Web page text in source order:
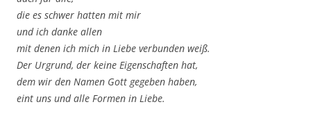
die es schwer hatten mit mir
und ich danke allen
mit denen ich mich in Liebe verbunden weiß.
Der Urgrund, der keine Eigenschaften hat,
dem wir den Namen Gott gegeben haben,
eint uns und alle Formen in Liebe.